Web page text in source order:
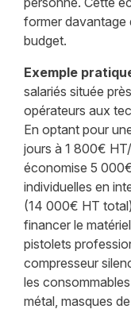
former davantage
budget.
Exemple
salariés située
opérateurs aux
En optant pour
jours à 1 800€
économise 5
individuelles en
(14 000€ HT
financer le
pistolets
compresseur
les
métal, masques